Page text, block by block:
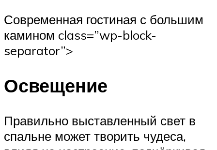
Современная гостиная с большим
камином class=”wp-block-
separator”>
Освещение
Правильно выставленный свет в
спальне может творить чудеса,